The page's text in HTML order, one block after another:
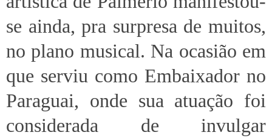
se ainda, pra surpresa de muitos,
no plano musical. Na ocasião em
que serviu como Embaixador no
Paraguai, onde sua atuação foi
considerada de invulgar